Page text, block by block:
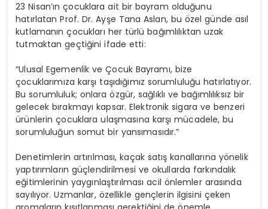
23 Nisan’ın çocuklara ait bir bayram olduğunu
hatırlatan Prof. Dr. Ayşe Tana Aslan, bu özel günde asıl
kutlamanın çocukları her türlü bağımlılıktan uzak
tutmaktan geçtiğini ifade etti:
“Ulusal Egemenlik ve Çocuk Bayramı, bize
çocuklarımıza karşı taşıdığımız sorumluluğu hatırlatıyor.
Bu sorumluluk; onlara özgür, sağlıklı ve bağımlılıksız bir
gelecek bırakmayı kapsar. Elektronik sigara ve benzeri
ürünlerin çocuklara ulaşmasına karşı mücadele, bu
sorumluluğun somut bir yansımasıdır.”
Denetimlerin artırılması, kaçak satış kanallarına yönelik
yaptırımların güçlendirilmesi ve okullarda farkındalık
eğitimlerinin yaygınlaştırılması acil önlemler arasında
sayılıyor. Uzmanlar, özellikle gençlerin ilgisini çeken